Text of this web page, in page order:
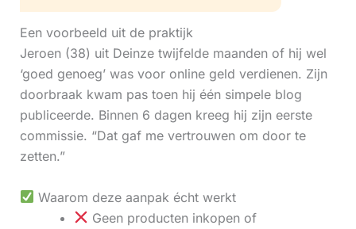
Een voorbeeld uit de praktijk
Jeroen (38) uit Deinze twijfelde maanden of hij wel
‘goed genoeg’ was voor online geld verdienen. Zijn
doorbraak kwam pas toen hij één simpele blog
publiceerde. Binnen 6 dagen kreeg hij zijn eerste
commissie. “Dat gaf me vertrouwen om door te
zetten.”
Waarom deze aanpak écht werkt
Geen producten inkopen of